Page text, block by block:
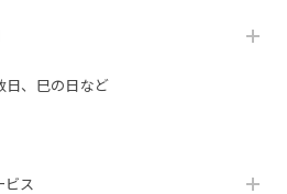
日、巳の日など
ビス